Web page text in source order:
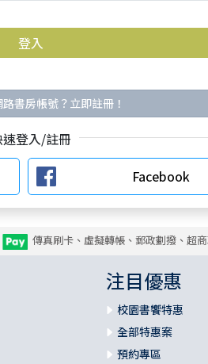
書房帳號？立即註冊！
登入/註冊
Facebook
傳真刷卡、虛擬轉帳、郵政劃撥、超
注目優惠
校園書饗特惠
全部特惠案
預約專區